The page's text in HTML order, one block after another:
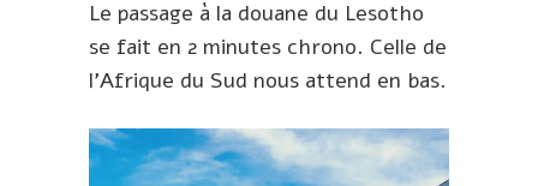
Le passage à la douane du Lesotho
se fait en 2 minutes chrono. Celle de
l’Afrique du Sud nous attend en bas.